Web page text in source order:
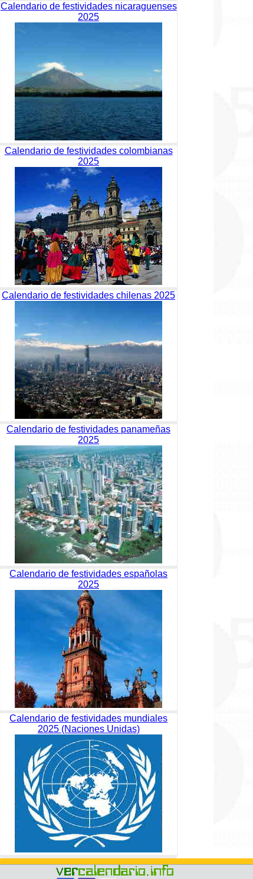
Calendario de festividades nicaraguenses
2025
Calendario de festividades colombianas
2025
Calendario de festividades chilenas 2025
Calendario de festividades panameñas
2025
Calendario de festividades españolas
2025
Calendario de festividades mundiales
2025 (Naciones Unidas)